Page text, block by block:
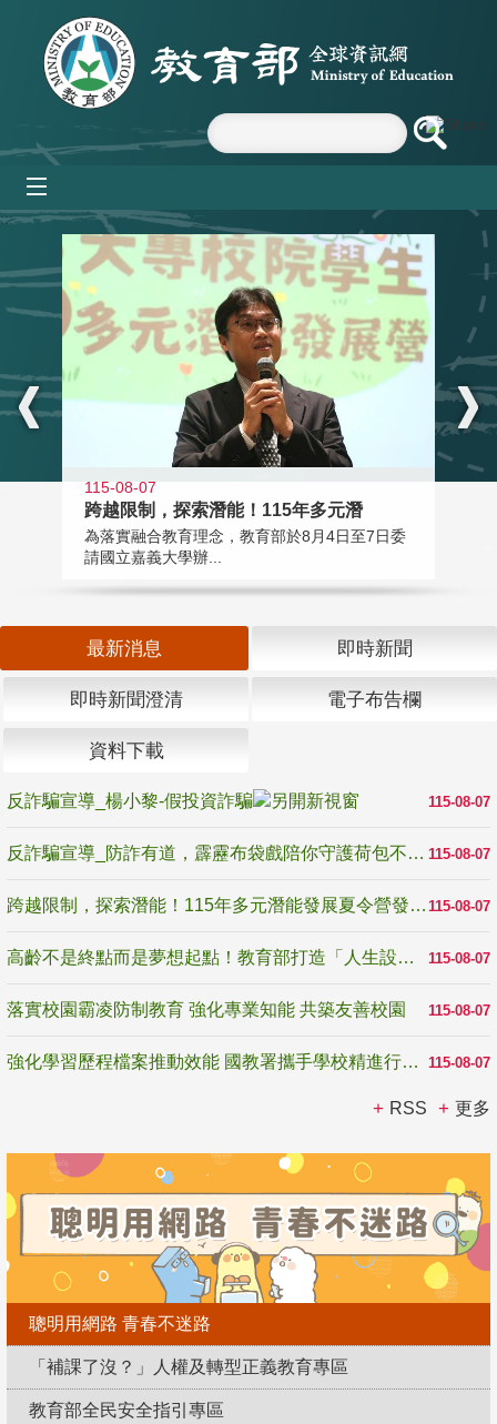
跳到主要內容區塊
:::
115-08-07
跨越限制，探索潛能！115年多元潛
為落實融合教育理念，教育部於8月4日至7日委
請國立嘉義大學辦...
最新消息 即時新聞
即時新聞澄清 電子布告欄
資料下載
115-08-07
反詐騙宣導_楊小黎-假投資詐騙
115-08-07
反詐騙宣導_防詐有道，霹靂布袋戲陪你守護荷包不受騙
115-08-07
跨越限制，探索潛能！115年多元潛能發展夏令營發掘生命無限可能
115-08-07
高齡不是終點而是夢想起點！教育部打造「人生設計夢工場」 參展第3屆高齡健康產業博覽會
115-08-07
落實校園霸凌防制教育 強化專業知能 共築友善校園
115-08-07
強化學習歷程檔案推動效能 國教署攜手學校精進行政與教學支持
RSS 更多
聰明用網路 青春不迷路
「補課了沒？」人權及轉型正義教育專區
教育部全民安全指引專區